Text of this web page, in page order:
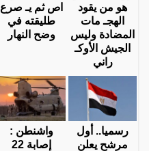
هو من يقود
الهجـ مات
المضادة وليس
الجيش الأوكـ
راني
اص ثم يـ صرع
طليقته في
وضح النهار
رسميا.. أول
مرشح يعلن
واشنطن :
إصابة 22